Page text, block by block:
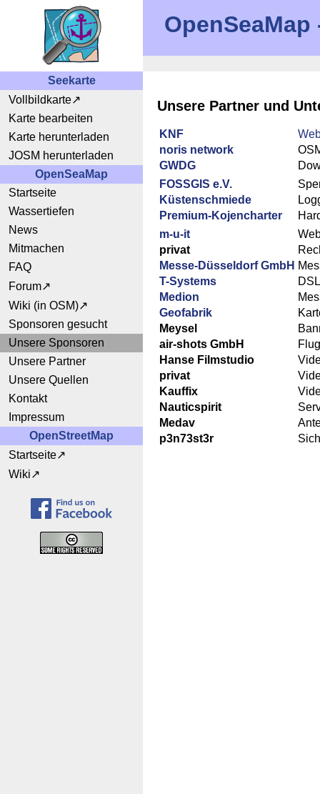
Seekarte
Vollbildkarte
Karte bearbeiten
Karte herunterladen
JOSM herunterladen
OpenSeaMap
Startseite
Wassertiefen
News
Mitmachen
FAQ
Forum
Wiki (in OSM)
Sponsoren gesucht
Unsere Sponsoren
Unsere Partner
Unsere Quellen
Kontakt
Impressum
OpenStreetMap
Startseite
Wiki
Unsere Partner und
KNF
noris network
GWDG
FOSSGIS e.V.
Küstenschmiede
Premium-Kojencharter
m-u-it
privat
Messe-Düsseldorf GmbH
T-Systems
DSL
Medion
Geofabrik
Meysel
air-shots GmbH
Hanse Filmstudio
privat
Kauffix
Nauticspirit
Medav
p3n73st3r